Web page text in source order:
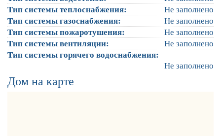
Тип системы теплоснабжения: Не заполнено
Тип системы газоснабжения: Не заполнено
Тип системы пожаротушения: Не заполнено
Тип системы вентиляции: Не заполнено
Тип системы горячего водоснабжения:
Не заполнено
Дом на карте